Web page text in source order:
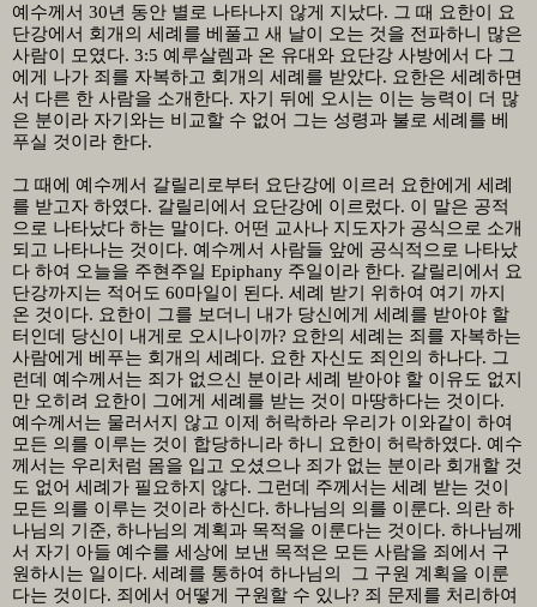
예수께서 30년 동안 별로 나타나지 않게 지났다. 그 때 요한이 요
단강에서 회개의 세례를 베풀고 새 날이 오는 것을 전파하니 많은
사람이 모였다. 3:5 예루살렘과 온 유대와 요단강 사방에서 다 그
에게 나가 죄를 자복하고 회개의 세례를 받았다. 요한은 세례하면
서 다른 한 사람을 소개한다. 자기 뒤에 오시는 이는 능력이 더 많
은 분이라 자기와는 비교할 수 없어 그는 성령과 불로 세례를 베
푸실 것이라 한다.
그 때에 예수께서 갈릴리로부터 요단강에 이르러 요한에게 세례
를 받고자 하였다. 갈릴리에서 요단강에 이르렀다. 이 말은 공적
으로 나타났다 하는 말이다. 어떤 교사나 지도자가 공식으로 소개
되고 나타나는 것이다. 예수께서 사람들 앞에 공식적으로 나타났
다 하여 오늘을 주현주일 Epiphany 주일이라 한다. 갈릴리에서 요
단강까지는 적어도 60마일이 된다. 세례 받기 위하여 여기 까지
온 것이다. 요한이 그를 보더니 내가 당신에게 세례를 받아야 할
터인데 당신이 내게로 오시나이까? 요한의 세례는 죄를 자복하는
사람에게 베푸는 회개의 세례다. 요한 자신도 죄인의 하나다. 그
런데 예수께서는 죄가 없으신 분이라 세례 받아야 할 이유도 없지
만 오히려 요한이 그에게 세례를 받는 것이 마땅하다는 것이다.
예수께서는 물러서지 않고 이제 허락하라 우리가 이와같이 하여
모든 의를 이루는 것이 합당하니라 하니 요한이 허락하였다. 예수
께서는 우리처럼 몸을 입고 오셨으나 죄가 없는 분이라 회개할 것
도 없어 세례가 필요하지 않다. 그런데 주께서는 세례 받는 것이
모든 의를 이루는 것이라 하신다. 하나님의 의를 이룬다. 의란 하
나님의 기준, 하나님의 계획과 목적을 이룬다는 것이다. 하나님께
서 자기 아들 예수를 세상에 보낸 목적은 모든 사람을 죄에서 구
원하시는 일이다. 세례를 통하여 하나님의
그 구원 계획을 이룬
다는 것이다. 죄에서 어떻게 구원할 수 있나? 죄 문제를 처리하여